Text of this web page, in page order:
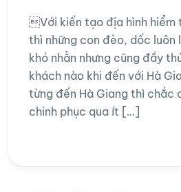
Với kiến tạo địa hình hiểm
thì những con đèo, dốc
khó nhằn nhưng cũng đầy
khách nào khi đến với Hà
từng đến Hà Giang thì chắc
chinh phục qua ít […]